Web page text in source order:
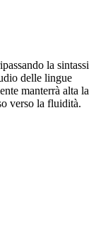
la sintassi
delle lingue
manterrà alta la
verso la fluidità.